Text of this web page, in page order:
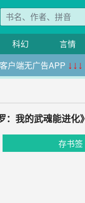
科幻 言情
户端无广告APP ↓↓↓
我的武魂能进化》
存书签